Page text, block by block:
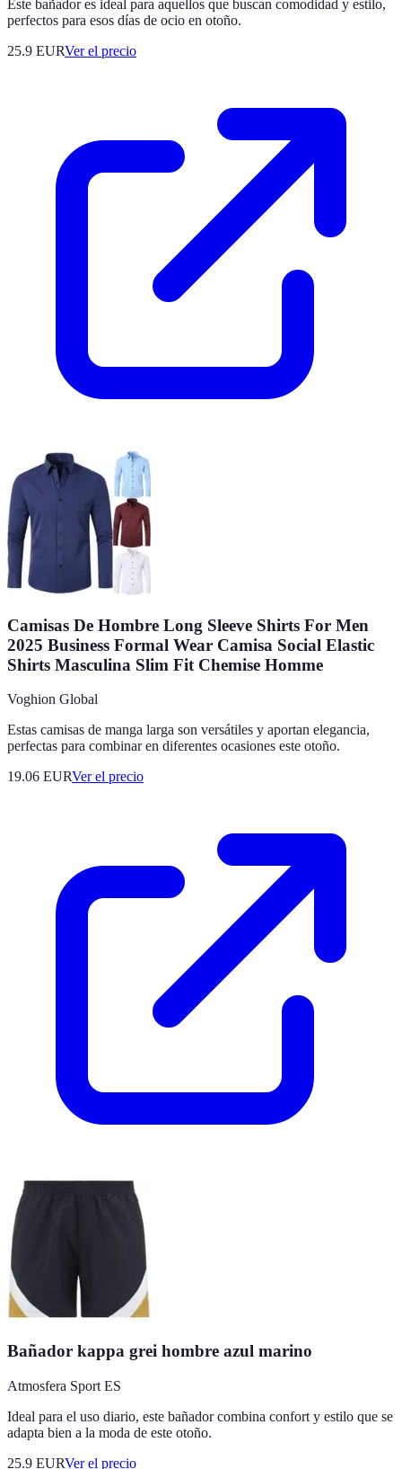
Este bañador es ideal para aquellos que buscan comodidad y estilo,
perfectos para esos días de ocio en otoño.
25.9 EURVer el precio
Camisas De Hombre Long Sleeve Shirts For Men
2025 Business Formal Wear Camisa Social Elastic
Shirts Masculina Slim Fit Chemise Homme
Voghion Global
Estas camisas de manga larga son versátiles y aportan elegancia,
perfectas para combinar en diferentes ocasiones este otoño.
19.06 EURVer el precio
Bañador kappa grei hombre azul marino
Atmosfera Sport ES
Ideal para el uso diario, este bañador combina confort y estilo que se
adapta bien a la moda de este otoño.
25.9 EURVer el precio